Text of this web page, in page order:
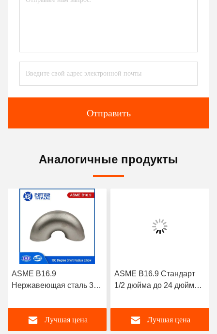
Отправить
Аналогичные продукты
ASME B16.9
Нержавеющая сталь 304
180D Краткий радиус
локоть Возврат OEM
OBM
Лучшая цена
ASME B16.9 Стандарт
1/2 дюйма до 24 дюйма
A234 WPB Сварка 90
градусов Короткий
радиус локти SCH 40
Лучшая цена